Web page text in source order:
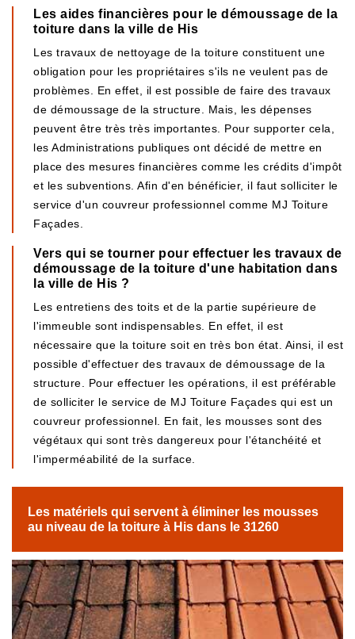
Les aides financières pour le démoussage de la
toiture dans la ville de His
Les travaux de nettoyage de la toiture constituent une
obligation pour les propriétaires s'ils ne veulent pas de
problèmes. En effet, il est possible de faire des travaux
de démoussage de la structure. Mais, les dépenses
peuvent être très très importantes. Pour supporter cela,
les Administrations publiques ont décidé de mettre en
place des mesures financières comme les crédits d'impôt
et les subventions. Afin d'en bénéficier, il faut solliciter le
service d'un couvreur professionnel comme MJ Toiture
Façades.
Vers qui se tourner pour effectuer les travaux de
démoussage de la toiture d'une habitation dans
la ville de His ?
Les entretiens des toits et de la partie supérieure de
l'immeuble sont indispensables. En effet, il est
nécessaire que la toiture soit en très bon état. Ainsi, il est
possible d'effectuer des travaux de démoussage de la
structure. Pour effectuer les opérations, il est préférable
de solliciter le service de MJ Toiture Façades qui est un
couvreur professionnel. En fait, les mousses sont des
végétaux qui sont très dangereux pour l'étanchéité et
l'imperméabilité de la surface.
Les matériels qui servent à éliminer les mousses
au niveau de la toiture à His dans le 31260